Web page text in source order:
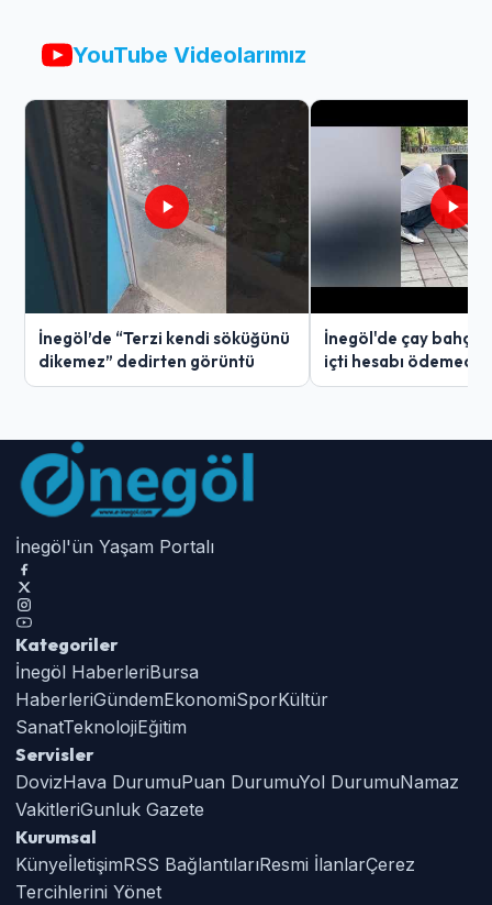
YouTube Videolarımız
İnegöl’de “Terzi kendi söküğünü
dikemez” dedirten görüntü
İnegöl'de çay
içti hesabı ödemedi
İnegöl'ün Yaşam Portalı
Kategoriler
İnegöl HaberleriBursa
HaberleriGündemEkonomiSporKültür
SanatTeknolojiEğitim
Servisler
DovizHava DurumuPuan DurumuYol DurumuNamaz
VakitleriGunluk Gazete
Kurumsal
KünyeİletişimRSS BağlantılarıResmi İlanlarÇerez
Tercihlerini Yönet